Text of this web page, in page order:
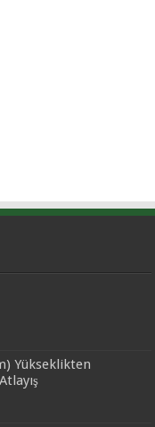
Yükseklikten